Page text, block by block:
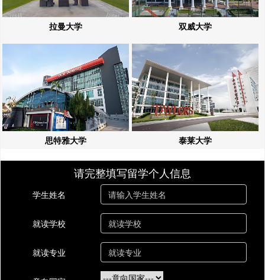
拉曼大学 双威大学
思特雅大学 泰莱大学
请完整填写留学个人信息
学生姓名
就读学校
就读专业